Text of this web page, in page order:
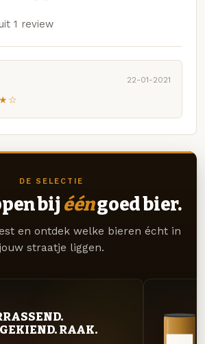
1 review
22-01-2021
DE SELECTIE
bij ééngoed bier.
en ontdek welke bieren écht in
jouw straatje liggen.
RAAK.